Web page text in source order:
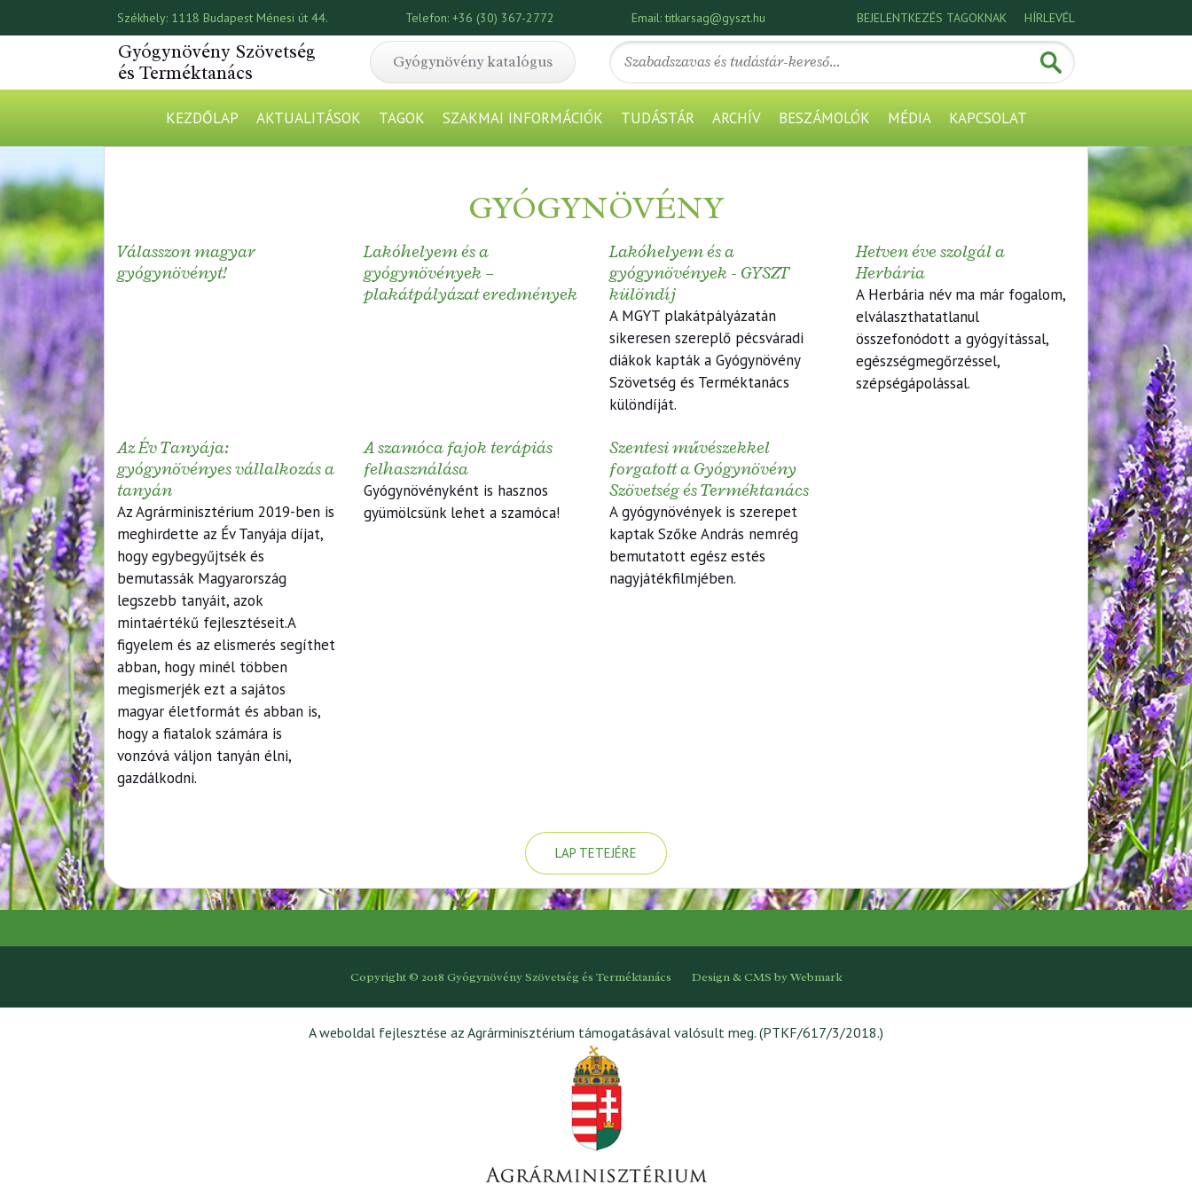
Székhely: 1118 Budapest Ménesi út 44. Telefon: +36 (30) 367-2772 Email:titkarsag@gyszt.hu BEJELENTKEZÉS TAGOKNAK HÍRLEVÉL
Gyógynövény Szövetség
és Terméktanács
Gyógynövény katalógus
KEZDŐLAP AKTUALITÁSOK TAGOK SZAKMAI INFORMÁCIÓK TUDÁSTÁR ARCHÍV BESZÁMOLÓK MÉDIA KAPCSOLAT
GYÓGYNÖVÉNY
Válasszon magyar
gyógynövényt!
Lakóhelyem és a
gyógynövények –
plakátpályázat eredmények
Lakóhelyem és a
gyógynövények - GYSZT
különdíj
A MGYT plakátpályázatán
sikeresen szereplő pécsváradi
diákok kapták a Gyógynövény
Szövetség és Terméktanács
különdíját.
Hetven éve szolgál a
Herbária
A Herbária név ma már fogalom,
elválaszthatatlanul
összefonódott a gyógyítással,
egészségmegőrzéssel,
szépségápolással.
Az Év Tanyája:
gyógynövényes vállalkozás a
tanyán
Az Agrárminisztérium 2019-ben is
meghirdette az Év Tanyája díjat,
hogy egybegyűjtsék és
bemutassák Magyarország
legszebb tanyáit, azok
mintaértékű fejlesztéseit.A
figyelem és az elismerés segíthet
abban, hogy minél többen
megismerjék ezt a sajátos
magyar életformát és abban is,
hogy a fiatalok számára is
vonzóvá váljon tanyán élni,
gazdálkodni.
A szamóca fajok terápiás
felhasználása
Gyógynövényként is hasznos
gyümölcsünk lehet a szamóca!
Szentesi művészekkel
forgatott a Gyógynövény
Szövetség és Terméktanács
A gyógynövények is szerepet
kaptak Szőke András nemrég
bemutatott egész estés
nagyjátékfilmjében.
LAP TETEJÉRE
Copyright © 2018 Gyógynövény Szövetség és Terméktanács Design & CMS byWebmark
A weboldal fejlesztése az Agrárminisztérium támogatásával valósult meg. (PTKF/617/3/2018.)